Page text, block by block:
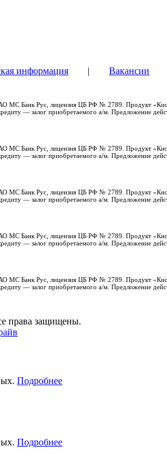
информация | Вакансии
АО МС Банк Рус, лицензия ЦБ РФ № 2789. Продукт
— залог приобретаемого а/м. Предложение
АО МС Банк Рус, лицензия ЦБ РФ № 2789. Продукт
— залог приобретаемого а/м. Предложение
АО МС Банк Рус, лицензия ЦБ РФ № 2789. Продукт
— залог приобретаемого а/м. Предложение
АО МС Банк Рус, лицензия ЦБ РФ № 2789. Продукт
— залог приобретаемого а/м. Предложение
АО МС Банк Рус, лицензия ЦБ РФ № 2789. Продукт
— залог приобретаемого а/м. Предложение
права защищены.
Подробнее
Подробнее